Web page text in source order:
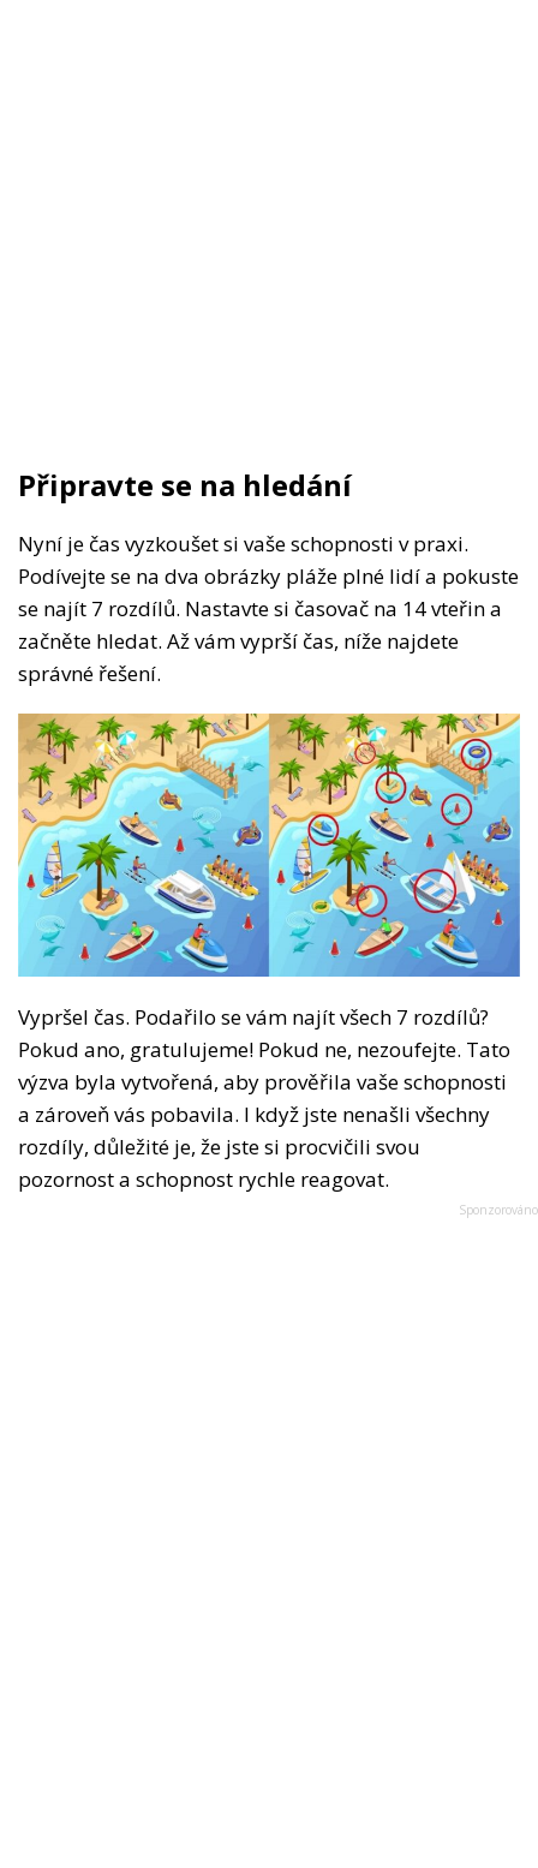
Připravte se na hledání
Nyní je čas vyzkoušet si vaše schopnosti v praxi.
Podívejte se na dva obrázky pláže plné lidí a pokuste
se najít 7 rozdílů. Nastavte si časovač na 14 vteřin a
začněte hledat. Až vám vyprší čas, níže najdete
správné řešení.
Vypršel čas. Podařilo se vám najít všech 7 rozdílů?
Pokud ano, gratulujeme! Pokud ne, nezoufejte. Tato
výzva byla vytvořená, aby prověřila vaše schopnosti
a zároveň vás pobavila. I když jste nenašli všechny
rozdíly, důležité je, že jste si procvičili svou
pozornost a schopnost rychle reagovat.